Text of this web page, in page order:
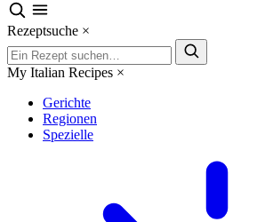
Rezeptsuche ×
My Italian Recipes ×
Gerichte
Regionen
Spezielle